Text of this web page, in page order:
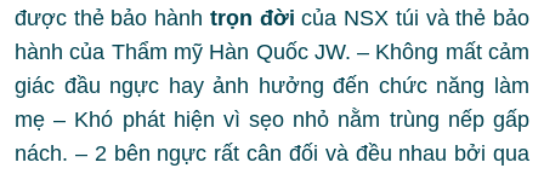
được thẻ bảo hành trọn đời của NSX túi và thẻ bảo
hành của Thẩm mỹ Hàn Quốc JW. – Không mất cảm
giác đầu ngực hay ảnh hưởng đến chức năng làm
mẹ – Khó phát hiện vì sẹo nhỏ nằm trùng nếp gấp
nách. – 2 bên ngực rất cân đối và đều nhau bởi qua